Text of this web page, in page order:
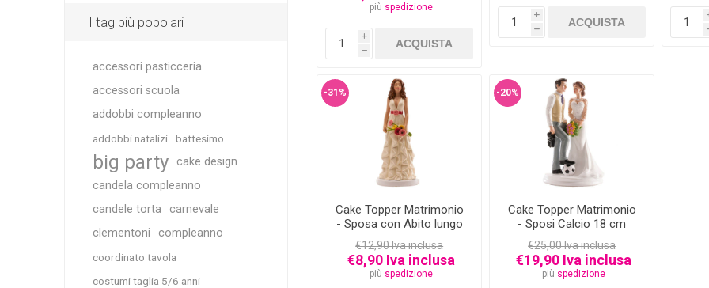
più spedizione
i
h
i
h
-31%
Cake Topper Matrimonio
- Sposa con Abito lungo
16 cm
€12,90 Iva inclusa
€8,90 Iva inclusa
più spedizione
-20%
Cake Topper Matrimonio
- Sposi Calcio 18 cm
€25,00 Iva inclusa
€19,90 Iva inclusa
più spedizione
I tag più popolari
accessori pasticceria
accessori scuola
addobbi compleanno
addobbi natalizi battesimo
big party
cake design
candela compleanno
candele torta
carnevale
clementoni
compleanno
coordinato tavola
costumi taglia 5/6 anni